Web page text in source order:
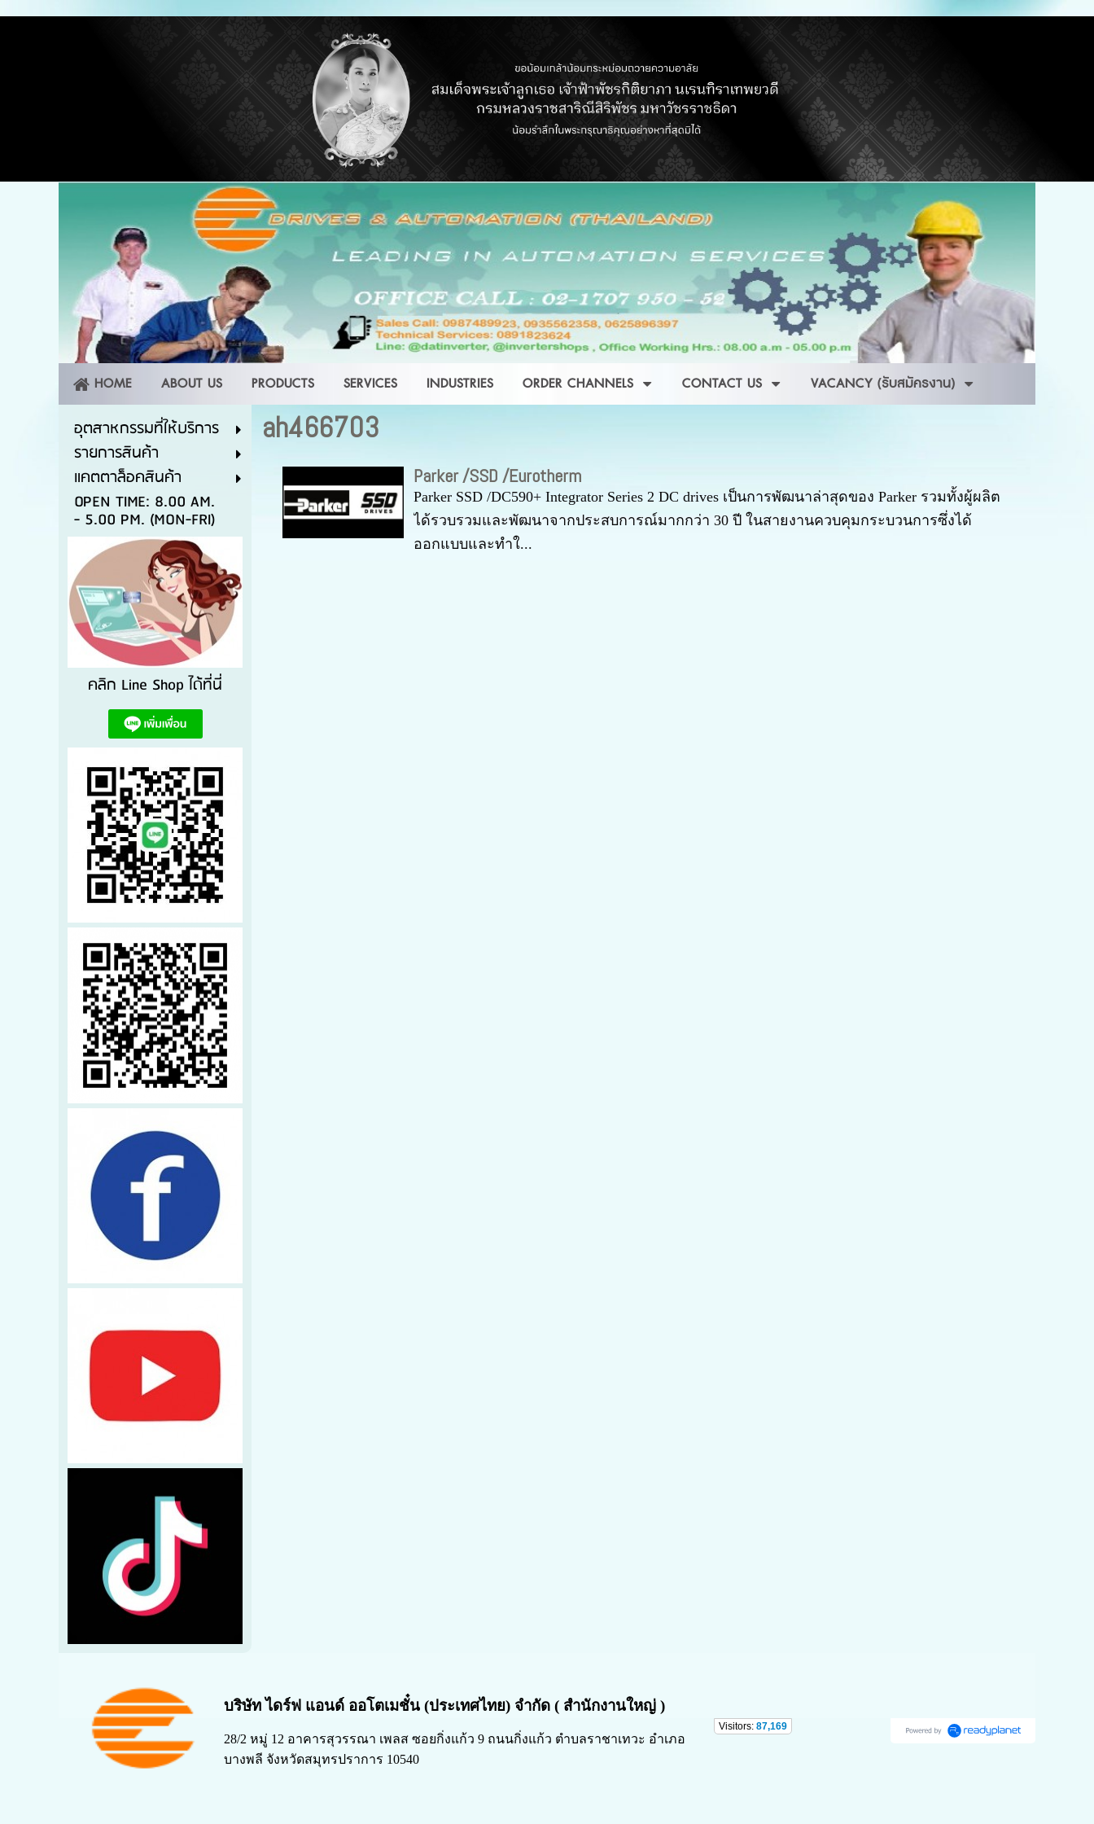
HOME ABOUT US PRODUCTS SERVICES INDUSTRIES ORDER CHANNELS CONTACT US VACANCY (รับสมัครงาน)
อุตสาหกรรมที่ให้บริการ
รายการสินค้า
แคตตาล็อคสินค้า
OPEN TIME: 8.00 AM.
- 5.00 PM. (MON-FRI)
คลิก Line Shop ได้ที่นี่
ah466703
Parker /SSD /Eurotherm
Parker SSD /DC590+ Integrator Series 2 DC drives เป็นการพัฒนาล่าสุดของ Parker รวมทั้งผู้ผลิต
ได้รวบรวมและพัฒนาจากประสบการณ์มากกว่า 30 ปี ในสายงานควบคุมกระบวนการซึ่งได้
ออกแบบและทำใ...
บริษัท ไดร์ฟ แอนด์ ออโตเมชั๋น (ประเทศไทย) จำกัด ( สำนักงานใหญ่ )
28/2 หมู่ 12 อาคารสุวรรณา เพลส ซอยกิ่งแก้ว 9 ถนนกิ่งแก้ว ตำบลราชาเทวะ อำเภอ
บางพลี จังหวัดสมุทรปราการ 10540
Visitors: 87,169